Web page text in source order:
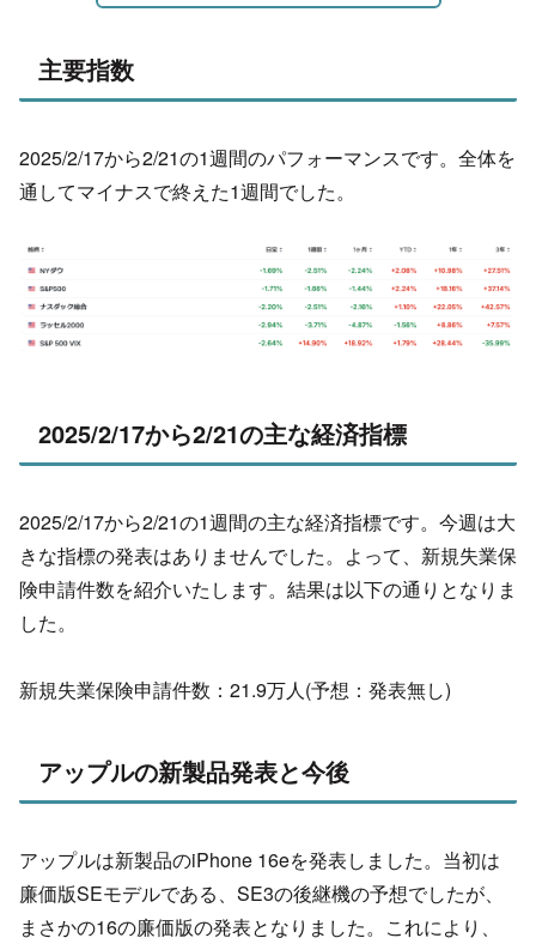
主要指数
2025/2/17から2/21の1週間のパフォーマンスです。全体を
通してマイナスで終えた1週間でした。
2025/2/17から2/21の主な経済指標
2025/2/17から2/21の1週間の主な経済指標です。今週は大
きな指標の発表はありませんでした。よって、 新規失業保
険申請件数を紹介いたします。結果は以下の通りとなりま
した。
新規失業保険申請件数：21.9万人(予想：発表無し)
アップルの新製品発表と今後
アップルは新製品のiPhone 16eを発表しました。当初は
廉価版SEモデルである、SE3の後継機の予想でしたが、
まさかの16の廉価版の発表となりました。これにより、